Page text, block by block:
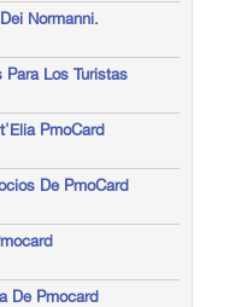
Normanni.
Los Turistas
PmoCard
De PmoCard
De Pmocard